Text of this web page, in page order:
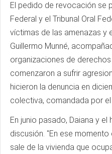
El pedido de revocación se
Federal y el Tribunal Oral
víctimas de las amenazas y
Guillermo Munné,
organizaciones de
comenzaron a sufrir
hicieron la denuncia en
colectiva, comandada por
En junio pasado, Daiana y el
discusión. "En ese
sale de la vivienda que